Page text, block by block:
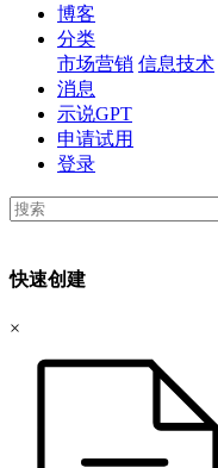
博客
分类
市场营销 信息技术
消息
示说GPT
申请试用
登录
快速创建
×